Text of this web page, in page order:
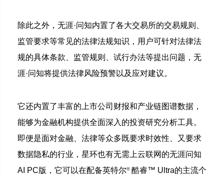
除此之外，无涯·问知内置了各大交易所的交易规则、
监管要求等常见的法律法规知识，用户可针对法律法
规的具体条款、监管规则、试行办法等提出问题，无
涯·问知将提供法律风险预警以及应对建议。
它还内置了丰富的上市公司财报和产业链图谱数据，
能够为金融机构提供全面深入的投资研究分析工具。
即便是面对金融、法律等众多既要求时效性、又要求
数据隐私的行业，星环也有无需上云联网的无涯问知
AI PC版，它可以在配备英特尔® 酷睿™ Ultra的主流个